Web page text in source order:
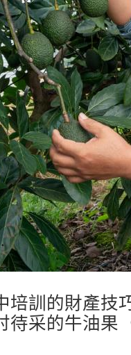
培訓的財產技
待采的牛油果